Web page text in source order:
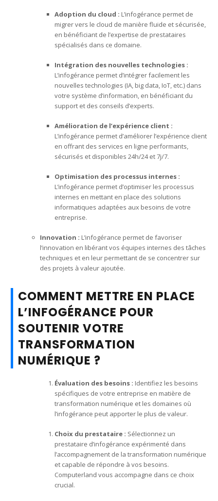
Adoption du cloud : L’infogérance permet de
migrer vers le cloud de manière fluide et sécurisée,
en bénéficiant de l’expertise de prestataires
spécialisés dans ce domaine.
Intégration des nouvelles technologies :
L’infogérance permet d’intégrer facilement les
nouvelles technologies (IA, big data, IoT, etc.) dans
votre système d’information, en bénéficiant du
support et des conseils d’experts.
Amélioration de l’expérience client :
L’infogérance permet d’améliorer l’expérience client
en offrant des services en ligne performants,
sécurisés et disponibles 24h/24 et 7j/7.
Optimisation des processus internes :
L’infogérance permet d’optimiser les processus
internes en mettant en place des solutions
informatiques adaptées aux besoins de votre
entreprise.
Innovation : L’infogérance permet de favoriser
l’innovation en libérant vos équipes internes des tâches
techniques et en leur permettant de se concentrer sur
des projets à valeur ajoutée.
COMMENT METTRE EN PLACE
L’INFOGÉRANCE POUR
SOUTENIR VOTRE
TRANSFORMATION
NUMÉRIQUE ?
Évaluation des besoins : Identifiez les besoins
spécifiques de votre entreprise en matière de
transformation numérique et les domaines où
l’infogérance peut apporter le plus de valeur.
Choix du prestataire : Sélectionnez un
prestataire d’infogérance expérimenté dans
l’accompagnement de la transformation numérique
et capable de répondre à vos besoins.
Computerland vous accompagne dans ce choix
crucial.